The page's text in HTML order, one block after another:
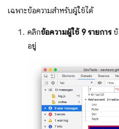
เฉพาะข้อความสำหรับผู้ใช้ได้
คลิกข้อความผู้ใช้ 9 รายการ
อยู่